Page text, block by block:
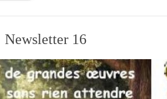
Newsletter 16